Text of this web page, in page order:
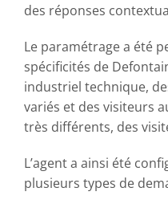
des réponses
Le paramétrage a été
spécificités de
industriel technique,
variés et des visiteurs
très différents, des
L’agent a ainsi été
plusieurs types de